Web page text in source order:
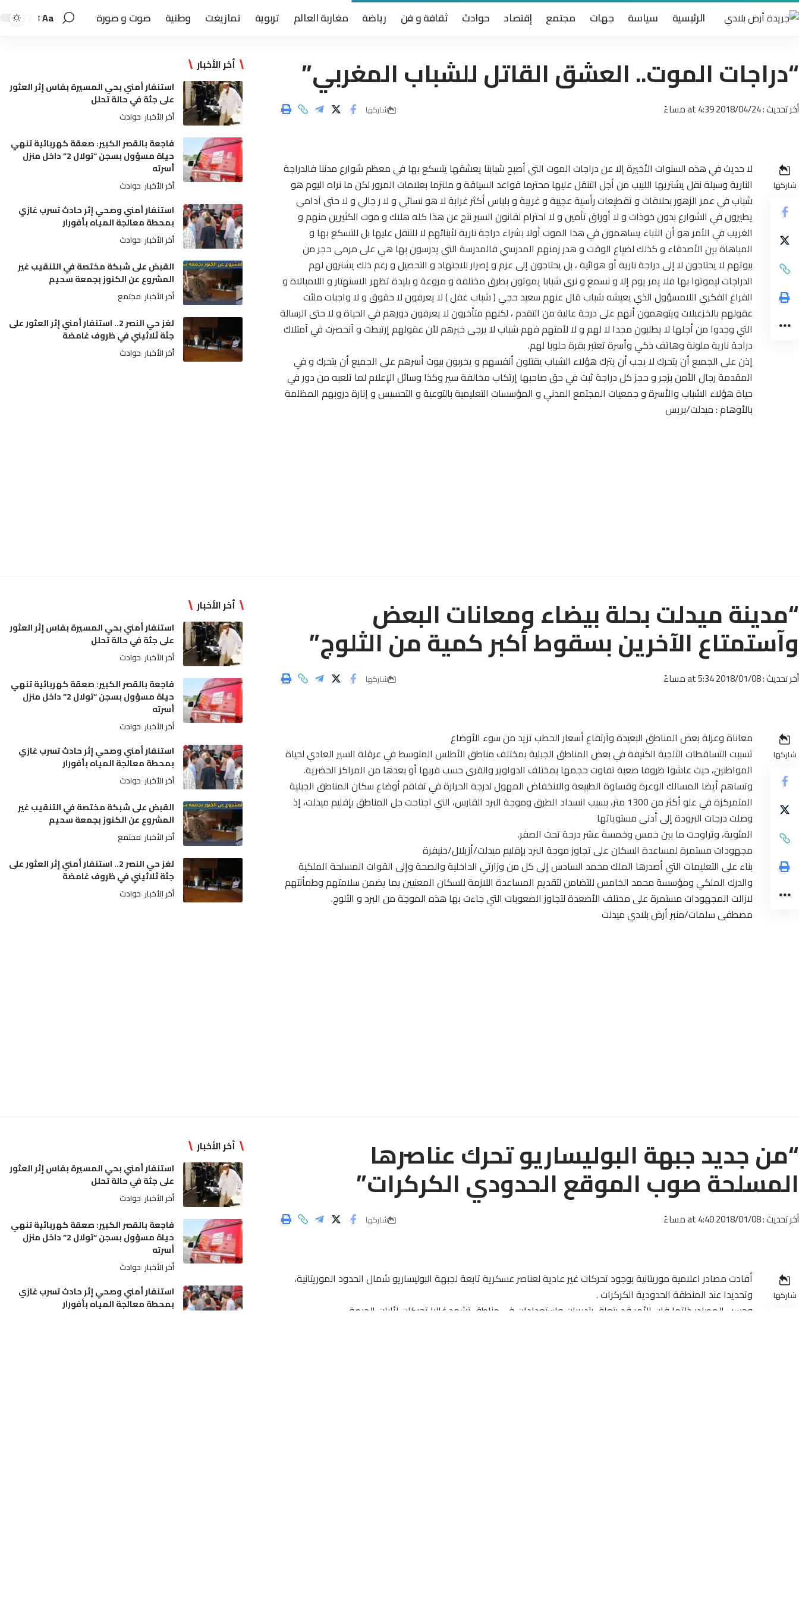
الرئيسية سياسة جهات مجتمع إقتصاد حوادث ثقافة و فن رياضة مغاربة العالم تربوية تمازيغت وطنية صوت و صورة Aa
“دراجات الموت.. العشق القاتل‎ للشباب المغربي”
أخر تحديث : 2018/04/24 at 4:39 مساءً شاركها
شاركها
لا حديث في هذه السنوات الأخيرة إلا عن دراجات الموت التي أصبح شبابنا يعشقها يتسكع بها في معظم شوارع مدننا فالدراجة
النارية وسيلة نقل يشتريها اللبيب من أجل التنقل عليها محترما قواعد السياقة و ملتزما بعلامات المرور لكن ما نراه اليوم هو
شباب في عمر الزهور بحلاقات و تقطيعات رأسية عجيبة و غريبة و بلباس أكثر غرابة لا هو نسائي و لا ر جالي و لا حتى آدامي
يطيرون في الشوارع بدون خوذات و لا أوراق تأمين و لا احترام لقانون السير نتج عن هذا كله هلاك و موت الكثيرين منهم و
الغريب في الأمر هو أن الآباء يساهمون في هذا الموت أولا بشراء دراجة نارية لأبنائهم لا للتنقل عليها بل للتسكع بها و
المباهاة بين الأصدقاء و كذلك لضياع الوقت و هدر زمنهم المدرسي فالمدرسة التي يدرسون بها هي على مرمى حجر من
بيوتهم لا يحتاجون لا إلى دراجة نارية أو هوائية ، بل يحتاجون إلى عزم و إصرار للاجتهاد و التحصيل و رغم ذلك يشترون لهم
الدراجات ليموتوا بها فلا يمر يوم إلا و نسمع و نرى شبابا يموتون بطرق مختلفة و مروعة و بليدة تظهر الاستهتار و اللامبالاة و
الفراغ الفكري اللامسؤول الذي يعيشه شباب قال عنهم سعيد حجي ( شباب غفل ) لا يعرفون لا حقوق و لا واجبات ملئت
عقولهم بالخزعبلات ويتوهمون أنهم على درجة عالية من التقدم ، لكنهم متأخرون لا يعرفون دورهم في الحياة و لا حتى الرسالة
التي وجدوا من أجلها لا يطلبون مجدا لا لهم و لا لأمتهم فهم شباب لا يرجى خيرهم لأن عقولهم إرتبطت و آنحصرت في آمتلاك
دراجة نارية ملونة وهاتف ذكي وأسرة تعتبر بقرة حلوبا لهم.
إذن على الجميع أن يتحرك لا يجب أن يترك هؤلاء الشباب يقتلون أنفسهم و يخربون بيوت أسرهم على الجميع أن يتحرك و في
المقدمة رجال الأمن بزجر و حجز كل دراجة ثبت في حق صاحبها إرتكاب مخالفة سير وكذا وسائل الإعلام لما تلعبه من دور في
حياة هؤلاء الشباب والأسرة و جمعيات المجتمع المدني و المؤسسات التعليمية بالتوعية و التحسيس و إنارة دروبهم المظلمة
بالأوهام : ميدلت/بريس
أخر الأخبار
استنفار أمني بحي المسيرة بفاس إثر العثور
على جثة في حالة تحلل
أخر الأخبار حوادث
فاجعة بالقصر الكبير: صعقة كهربائية تنهي
حياة مسؤول بسجن “تولال 2” داخل منزل
أسرته
أخر الأخبار حوادث
استنفار أمني وصحي إثر حادث تسرب غازي
بمحطة معالجة المياه بأفورار
أخر الأخبار حوادث
القبض على شبكة مختصة في التنقيب غير
المشروع عن الكنوز بجمعة سحيم
أخر الأخبار مجتمع
لغز حي النصر 2.. استنفار أمني إثر العثور على
جثة ثلاثيني في ظروف غامضة
أخر الأخبار حوادث
“مدينة ميدلت بحلة بيضاء ومعانات البعض
وآستمتاع الآخرين بسقوط أكبر كمية من الثلوج”
أخر تحديث : 2018/01/08 at 5:34 مساءً شاركها
شاركها
معاناة وعزلة بعض المناطق البعيدة وآرتفاع أسعار الحطب تزيد من سوء الأوضاع
تسببت التساقطات الثلجية الكثيفة في بعض المناطق الجبلية بمختلف مناطق الأطلس المتوسط في عرقلة السير العادي لحياة
المواطنين، حيث عاشوا ظروفا صعبة تفاوت حجمها بمختلف الدواوير والقرى حسب قربها أو بعدها من المراكز الحضرية.
وتساهم أيضا المسالك الوعرة وقساوة الطبيعة والانخفاض المهول لدرجة الحرارة في تفاقم أوضاع سكان المناطق الجبلية
المتمركزة في علو أكثر من 1300 متر، بسبب انسداد الطرق وموجة البرد القارس، التي اجتاحت جل المناطق بإقليم ميدلت، إذ
وصلت درجات البرودة إلى أدنى مستوياتها
المئوية، وتراوحت ما بين خمس وخمسة عشر درجة تحت الصفر.
مجهودات مستمرة لمساعدة السكان على تجاوز موجة البرد بإقليم ميدلت/أزيلال/خنيفرة
بناء على التعليمات التي أصدرها الملك محمد السادس إلى كل من وزارتي الداخلية والصحة وإلى القوات المسلحة الملكية
والدرك الملكي ومؤسسة محمد الخامس للتضامن لتقديم المساعدة اللازمة للسكان المعنيين بما يضمن سلامتهم وطمأنتهم
لازالت المجهودات مستمرة على مختلف الأصعدة لتجاوز الصعوبات التي جاءت بها هذه الموجة من البرد و الثلوج.
مصطفى سلمات/منبر أرض بلادي ميدلت
أخر الأخبار
استنفار أمني بحي المسيرة بفاس إثر العثور
على جثة في حالة تحلل
أخر الأخبار حوادث
فاجعة بالقصر الكبير: صعقة كهربائية تنهي
حياة مسؤول بسجن “تولال 2” داخل منزل
أسرته
أخر الأخبار حوادث
استنفار أمني وصحي إثر حادث تسرب غازي
بمحطة معالجة المياه بأفورار
أخر الأخبار حوادث
القبض على شبكة مختصة في التنقيب غير
المشروع عن الكنوز بجمعة سحيم
أخر الأخبار مجتمع
لغز حي النصر 2.. استنفار أمني إثر العثور على
جثة ثلاثيني في ظروف غامضة
أخر الأخبار حوادث
“من جديد جبهة البوليساريو تحرك عناصرها
المسلحة صوب الموقع الحدودي الكركرات”
أخر تحديث : 2018/01/08 at 4:40 مساءً شاركها
شاركها
أفادت مصادر اعلامية موريتانية بوجود تحركات غير عادية لعناصر عسكرية تابعة لجبهة البوليساريو شمال الحدود الموريتانية،
وتحديدا عند المنطقة الحدودية الكركرات .
وحسب المصادر ذاتها فإن الأمر قد يتعلق بتدريبات واستعدادات فى مناطق تشهد غالبا تحركات لأليات الجبهة .
أخر الأخبار
استنفار أمني بحي المسيرة بفاس إثر العثور
على جثة في حالة تحلل
أخر الأخبار حوادث
فاجعة بالقصر الكبير: صعقة كهربائية تنهي
حياة مسؤول بسجن “تولال 2” داخل منزل
أسرته
أخر الأخبار حوادث
استنفار أمني وصحي إثر حادث تسرب غازي
بمحطة معالجة المياه بأفورار